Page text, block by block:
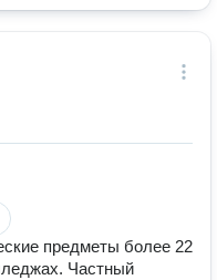
предметы более 22
Частный